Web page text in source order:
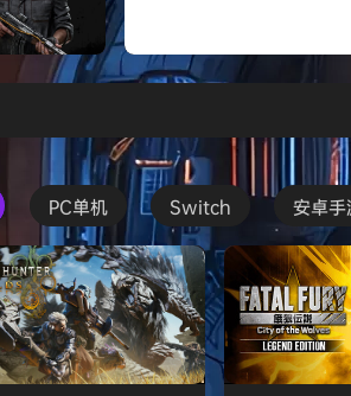
装中文版
红色沙漠-虚拟机版（
HYPERVISOR）免安装中文
PC单机 Switch 安卓手